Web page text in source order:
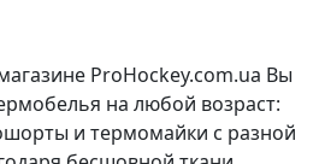
ProHockey.com.ua Вы
на любой возраст:
и термомайки с разной